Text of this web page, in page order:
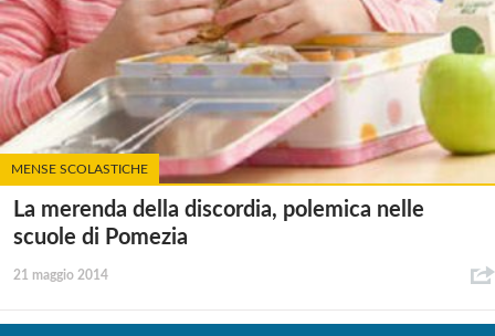
MENSE SCOLASTICHE
La merenda della discordia, polemica nelle
scuole di Pomezia
21 maggio 2014